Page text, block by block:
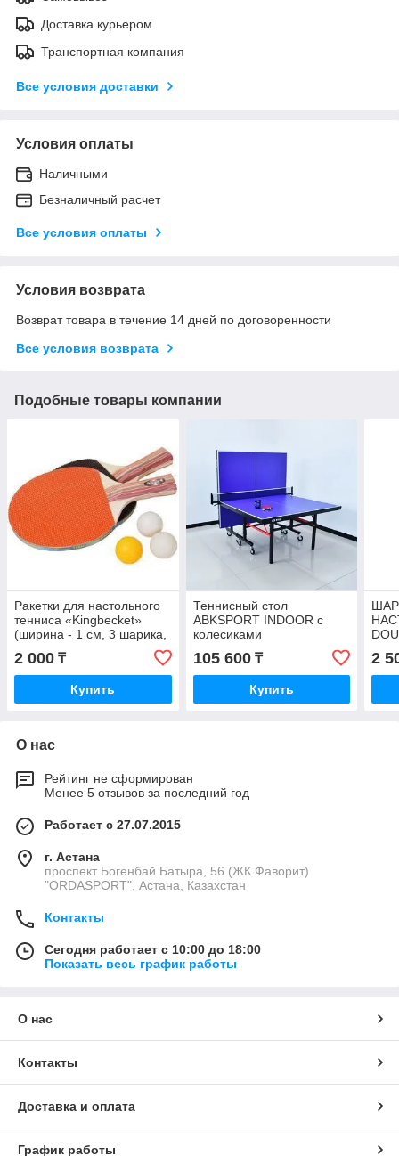
Доставка курьером
Транспортная компания
Все условия доставки
Условия оплаты
Наличными
Безналичный расчет
Все условия оплаты
Условия возврата
Возврат товара в течение 14 дней по договоренности
Все условия возврата
Подобные товары компании
Ракетки для настольного
тенниса «Kingbecket»
(ширина - 1 см, 3 шарика,
дерево, Китай)
2 000 ₸
Купить
Теннисный стол
ABKSPORT INDOOR с
колесиками
105 600₸
Купить
2
О нас
Рейтинг не сформирован
Менее 5 отзывов за последний год
Работает с 27.07.2015
г. Астана
проспект Богенбай Батыра, 56 (ЖК Фаворит)
"ORDASPORT", Астана, Казахстан
Контакты
Сегодня работает с 10:00 до 18:00
Показать весь график работы
О нас
Контакты
Доставка и оплата
График работы